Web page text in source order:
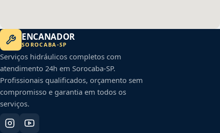
ENCANADOR
SOROCABA -SP
Serviços hidráulicos completos com
atendimento 24h em Sorocaba-SP.
Profissionais qualificados, orçamento sem
compromisso e garantia em todos os
serviços.